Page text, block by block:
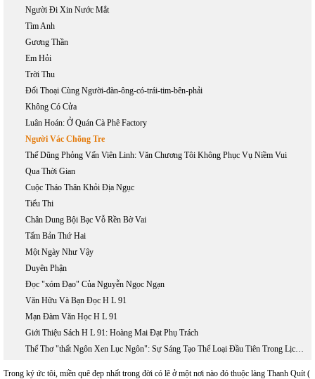
Người Đi Xin Nước Mắt
Tìm Anh
Gương Thần
Em Hỏi
Trời Thu
Đối Thoại Cùng Người-đàn-ông-có-trái-tim-bên-phải
Không Có Cửa
Luân Hoán: Ở Quán Cà Phê Factory
Người Vác Chõng Tre
Thế Dũng Phỏng Vấn Viên Linh: Văn Chương Tôi Không Phục Vụ Niềm Vui
Qua Thời Gian
Cuộc Tháo Thân Khỏi Địa Ngục
Tiểu Thi
Chân Dung Bội Bạc Vỗ Rền Bờ Vai
Tấm Bản Thứ Hai
Một Ngày Như Vậy
Duyên Phận
Đọc "xóm Đạo" Của Nguyễn Ngọc Ngạn
Văn Hữu Và Bạn Đọc H L 91
Mạn Đàm Văn Học H L 91
Giới Thiệu Sách H L 91: Hoàng Mai Đạt Phụ Trách
Thể Thơ "thất Ngôn Xen Lục Ngôn": Sự Sáng Tạo Thể Loại Đầu Tiên Trong Lịch Sử Văn Học Việt Nam
Trong ký ức tôi, miền quê đẹp nhất trong đời có lẽ ở một nơi nào đó thuộc làng Thanh Quít (